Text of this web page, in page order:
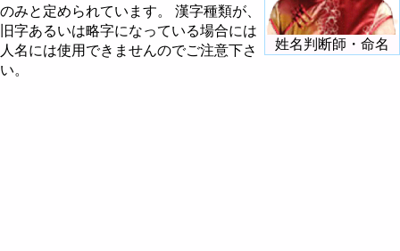
飛星派風水で住宅開運
男と女の心理学と心理テスト
意味から漢字を探す
画数から漢字・文字を探す
姓名判断師・命名
のみと定められています。 漢字種類が、
旧字あるいは略字になっている場合には
人名には使用できませんのでご注意下さ
い。